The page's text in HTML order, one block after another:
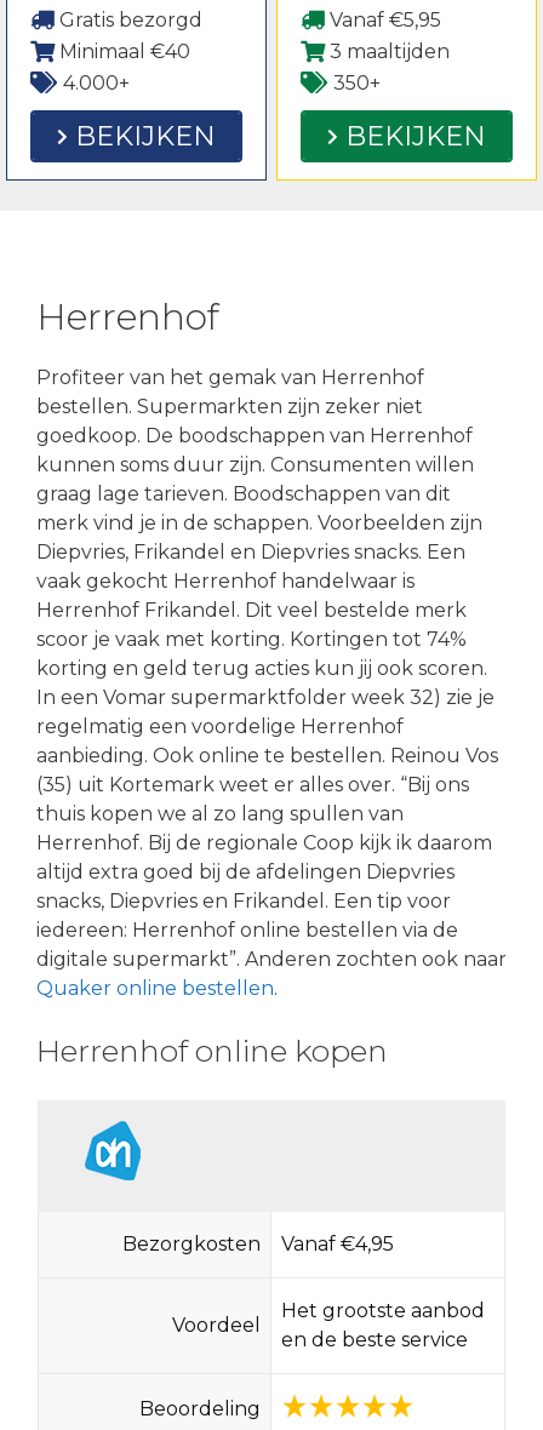
Gratis bezorgd
Minimaal €40
4.000+
BEKIJKEN
Vanaf €5,95
3 maaltijden
350+
BEKIJKEN
Herrenhof
Profiteer van het gemak van Herrenhof
bestellen. Supermarkten zijn zeker niet
goedkoop. De boodschappen van Herrenhof
kunnen soms duur zijn. Consumenten willen
graag lage tarieven. Boodschappen van dit
merk vind je in de schappen. Voorbeelden zijn
Diepvries, Frikandel en Diepvries snacks. Een
vaak gekocht Herrenhof handelwaar is
Herrenhof Frikandel. Dit veel bestelde merk
scoor je vaak met korting. Kortingen tot 74%
korting en geld terug acties kun jij ook scoren.
In een Vomar supermarktfolder week 32) zie je
regelmatig een voordelige Herrenhof
aanbieding. Ook online te bestellen. Reinou Vos
(35) uit Kortemark weet er alles over. “Bij ons
thuis kopen we al zo lang spullen van
Herrenhof. Bij de regionale Coop kijk ik daarom
altijd extra goed bij de afdelingen Diepvries
snacks, Diepvries en Frikandel. Een tip voor
iedereen: Herrenhof online bestellen via de
digitale supermarkt”. Anderen zochten ook naar
Quaker online bestellen.
Herrenhof online kopen
Bezorgkosten Vanaf €4,95
Voordeel
Het grootste aanbod
en de beste service
Beoordeling